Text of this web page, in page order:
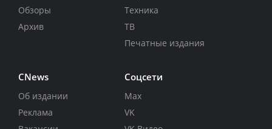
Обзоры
Архив
Техника
ТВ
Печатные издания
CNews
Об издании
Реклама
Соцсети
Max
VK